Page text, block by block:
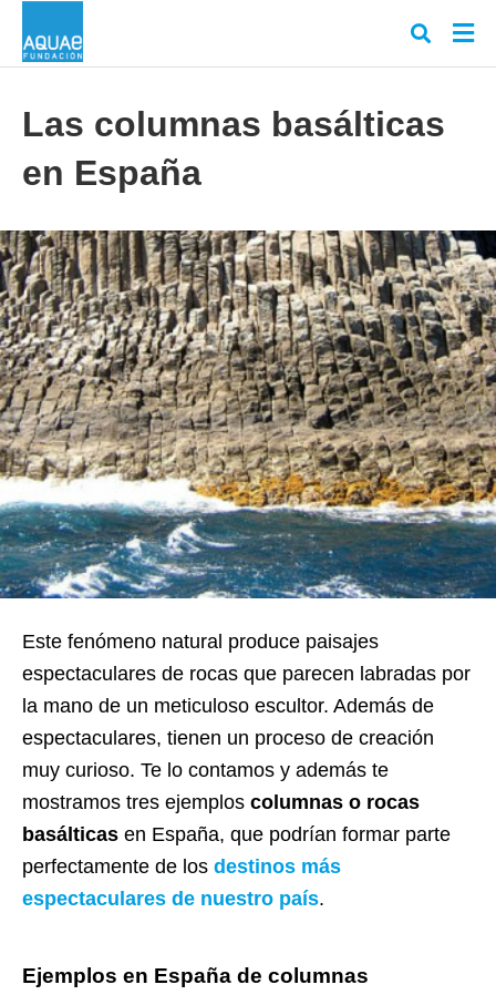
y
en
Las columnas basálticas
en España
Este fenómeno natural produce paisajes
espectaculares de rocas que parecen labradas por
la mano de un meticuloso escultor. Además de
espectaculares, tienen un proceso de creación
muy curioso. Te lo contamos y además te
mostramos tres ejemplos columnas o rocas
basálticas en España, que podrían formar parte
perfectamente de los destinos más
espectaculares de nuestro país.
Ejemplos en España de columnas